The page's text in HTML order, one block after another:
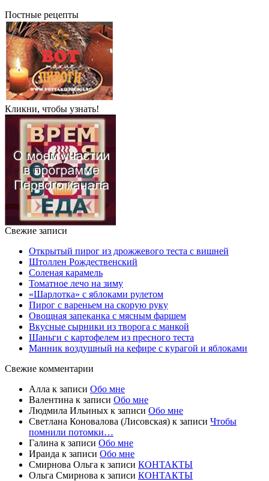
Постные рецепты
Кликни, чтобы узнать!
Свежие записи
Открытый пирог из дрожжевого теста с вишней
Штоллен Рождественский
Соленая карамель
Томатное лечо на зиму
«Шарлотка» с яблоками рулетом
Пирог с вареньем на скорую руку
Овощная запеканка с мясным фаршем
Вкусные сырники из творога с манкой
Шаньги с картофелем из пресного теста
Манник воздушный на кефире с курагой и яблоками
Свежие комментарии
Алла к записи Обо мне
Валентина к записи Обо мне
Людмила Ильиных к записи Обо мне
Светлана Коновалова (Лисовская) к записи Чтобы
помнили потомки…
Галина к записи Обо мне
Ираида к записи Обо мне
Смирнова Ольга к записи КОНТАКТЫ
Ольга Смирнова к записи КОНТАКТЫ